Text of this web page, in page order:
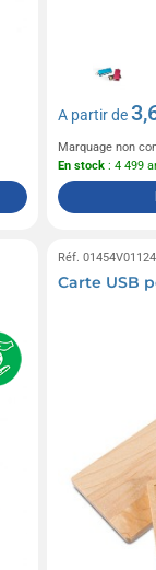
A partir de
Marquage non
En stock: 4 499
Réf.
Carte USB